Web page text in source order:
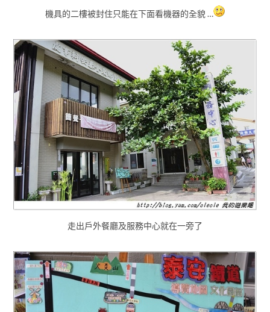
機具的二樓被封住只能在下面看機器的全貌 …
走出戶外餐廳及服務中心就在一旁了